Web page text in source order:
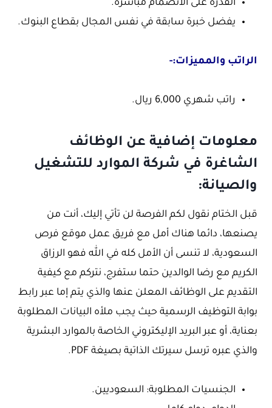
القدرة على الانضمام مباشرة.
يفضل خبرة سابقة في نفس المجال بقطاع البنوك.
الراتب والمميزات:-
راتب شهري 6,000 ريال.
معلومات إضافية عن الوظائف
الشاغرة في شركة الموارد للتشغيل
والصيانة:
قبل الختام نقول لكم الفرصة لن تأتي إليك، أنت من
يصنعها، دائما هناك أمل مع فريق عمل موقع فرص
السعودية، لا تنسى أن الأمل كله في الله فهو الرزاق
الكريم مع رضا الوالدين حتما ستفرج، نتركم مع كيفية
التقديم على الوظائف المعلن عنها والذي يتم إما عبر رابط
بوابة التوظيف الرسمية حيث يجب ملأه البيانات المطلوبة
بعناية، أو عبر البريد الإليكتروني الخاصة بالموارد البشرية
والذي عبره ترسل سيرتك الذاتية بصيغة PDF.
الجنسيات المطلوبة: السعوديين.